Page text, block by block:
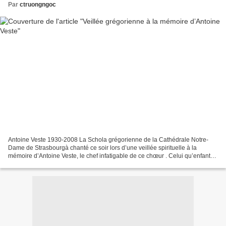
Par ctruongngoc
Antoine Veste 1930-2008 La Schola grégorienne de la Cathédrale Notre-
Dame de Strasbourgà chanté ce soir lors d’une veillée spirituelle à la
mémoire d’Antoine Veste, le chef infatigable de ce chœur . Celui qu’enfants,